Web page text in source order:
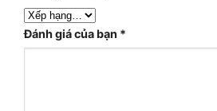
Đánh giá của bạn *